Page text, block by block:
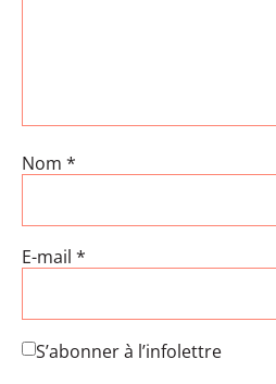
Nom *
E-mail *
S’abonner à l’infolettre